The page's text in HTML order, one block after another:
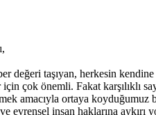
değeri taşıyan, herkesin
için çok önemli. Fakat karşılıklı
amacıyla ortaya
evrensel insan haklarına